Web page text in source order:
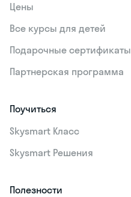
Цены
Все курсы для детей
Подарочные сертификаты
Партнерская программа
Поучиться
Skysmart Класс
Skysmart Решения
Полезности